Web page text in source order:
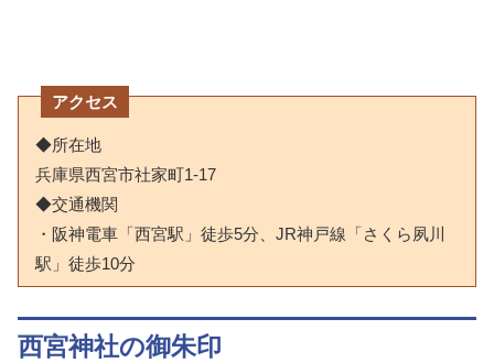
アクセス
◆所在地
兵庫県西宮市社家町1-17
◆交通機関
・阪神電車「西宮駅」徒歩5分、JR神戸線「さくら夙川
駅」徒歩10分
西宮神社の御朱印